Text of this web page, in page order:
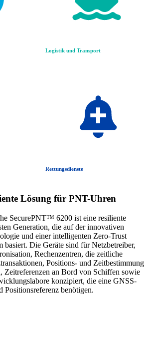
Logistik und Transport
Rettungsdienste
Lösung für PNT-Uhren
SecurePNT™ 6200 ist eine resiliente
Generation, die auf der innovativen
und einer intelligenten Zero-Trust
basiert. Die Geräte sind für Netzbetreiber,
Rechenzentren, die zeitliche
Positions- und Zeitbestimmung
Zeitreferenzen an Bord von Schiffen sowie
konzipiert, die eine GNSS-
Positionsreferenz benötigen.